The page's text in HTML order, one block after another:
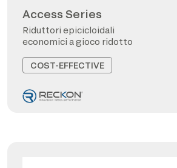
Access Series
Riduttori epicicloidali
economici a gioco ridotto
COST-EFFECTIVE